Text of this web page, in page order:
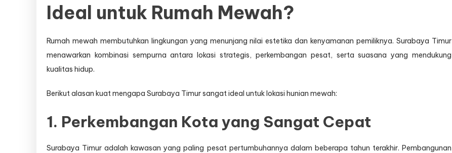
Ideal untuk Rumah Mewah?
Rumah mewah membutuhkan lingkungan yang menunjang nilai estetika dan kenyamanan pemiliknya. Surabaya Timur
menawarkan kombinasi sempurna antara lokasi strategis, perkembangan pesat, serta suasana yang mendukung
kualitas hidup.
Berikut alasan kuat mengapa Surabaya Timur sangat ideal untuk lokasi hunian mewah:
1. Perkembangan Kota yang Sangat Cepat
Surabaya Timur adalah kawasan yang paling pesat pertumbuhannya dalam beberapa tahun terakhir. Pembangunan